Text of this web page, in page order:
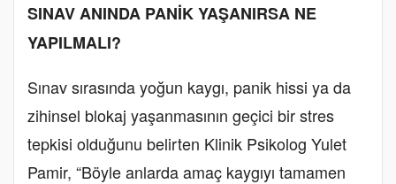
SINAV ANINDA PANİK YAŞANIRSA NE
YAPILMALI?
Sınav sırasında yoğun kaygı, panik hissi ya da
zihinsel blokaj yaşanmasının geçici bir stres
tepkisi olduğunu belirten Klinik Psikolog Yulet
Pamir, “Böyle anlarda amaç kaygıyı tamamen